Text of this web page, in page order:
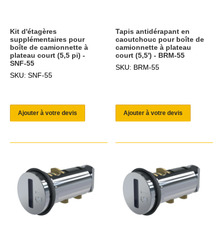
Kit d'étagères
supplémentaires pour
boîte de camionnette à
plateau court (5,5 pi) -
SNF-55
SKU: SNF-55
Ajouter à votre devis
Tapis antidérapant en
caoutchouc pour boîte de
camionnette à plateau
court (5,5') - BRM-55
SKU: BRM-55
Ajouter à votre devis